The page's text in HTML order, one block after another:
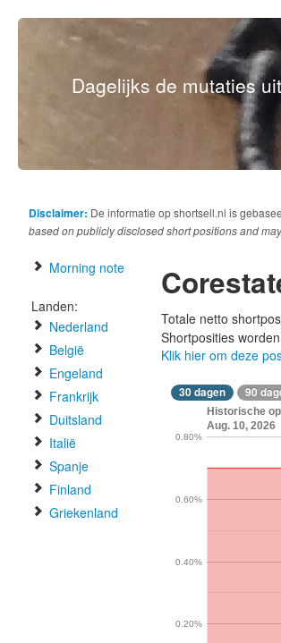
Dagelijks de mutaties
Disclaimer: De informatie op shortsell.nl is
based on publicly disclosed short positions and
Morning note
Landen:
Nederland
België
Engeland
Frankrijk
Duitsland
Italië
Spanje
Finland
Griekenland
Totale netto
Shortposities
Klik hier om deze
30 dagen 90
Historische
Aug. 10, 2026
0.20%
0.40%
0.60%
0.80%